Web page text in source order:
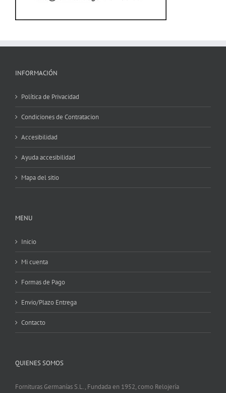
INFORMACIÓN
Política de Privacidad
Condiciones de Contratacion
Accesibilidad
Ayuda accesibilidad
Mapa del sitio
MENU
Inicio
Mi cuenta
Formas de Pago
Envio/Plazo Entrega
Contacto
QUIENES SOMOS
Fornituras Germanías S.L., Fundada en 1952, como Relojería